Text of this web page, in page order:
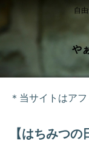
自
や
＊当サイトはア
【はちみつ